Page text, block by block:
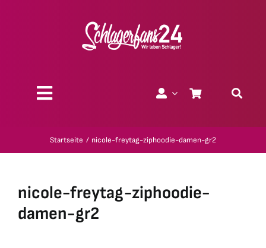
Toggle
Geschenk-Gutscheine
Startseite nicole-freytag-ziphoodie-damen-gr2
nicole-freytag-ziphoodie-
damen-gr2